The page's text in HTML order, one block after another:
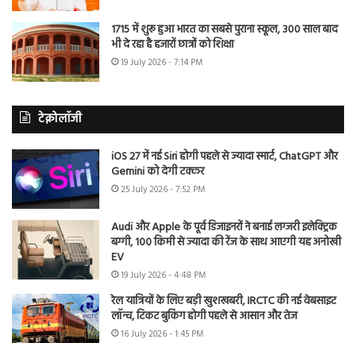
1715 में शुरू हुआ भारत का सबसे पुराना स्कूल, 300 साल बाद
भी दे रहा है हजारों छात्रों को शिक्षा
19 July 2026 - 7:14 PM
टेक्नोलॉजी
iOS 27 में नई Siri होगी पहले से ज्यादा स्मार्ट, ChatGPT और
Gemini को देगी टक्कर
25 July 2026 - 7:52 PM
Audi और Apple के पूर्व डिजाइनरों ने बनाई लग्जरी इलेक्ट्रिक
बग्गी, 100 किमी से ज्यादा की रेंज के साथ आएगी यह अनोखी
EV
19 July 2026 - 4:48 PM
रेल यात्रियों के लिए बड़ी खुशखबरी, IRCTC की नई वेबसाइट
लॉन्च, टिकट बुकिंग होगी पहले से आसान और तेज
16 July 2026 - 1:45 PM